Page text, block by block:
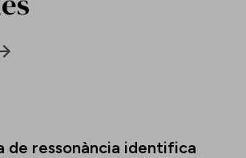
de ressonància identifica